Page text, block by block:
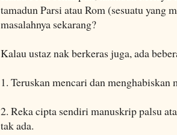
tamadun Parsi atau Rom (sesuatu yang
masalahnya sekarang?
Kalau ustaz nak berkeras juga, ada
1. Teruskan mencari dan menghabiskan
2. Reka cipta sendiri manuskrip palsu
tak ada.